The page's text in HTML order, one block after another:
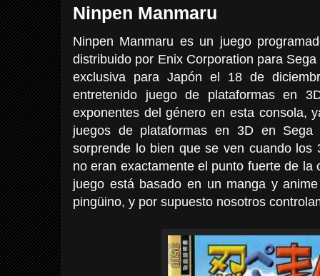
Ninpen Manmaru
Ninpen Manmaru es un juego
distribuido por Enix Corporation para
exclusiva para Japón el 18 de
entretenido juego de plataformas en
exponentes del género en esta consola,
juegos de plataformas en 3D en
sorprende lo bien que se ven cuando los
no eran exactamente el punto fuerte de la
juego está basado en un manga y
pingüino, y por supuesto nosotros